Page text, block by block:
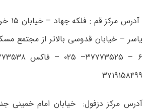
یاسر – خیابان قدوسی بالاتر از مجتمع
۳۷۱۹۱۵۸۴۹۹
آدرس مرکز دزفول: خیابان امام خمینی